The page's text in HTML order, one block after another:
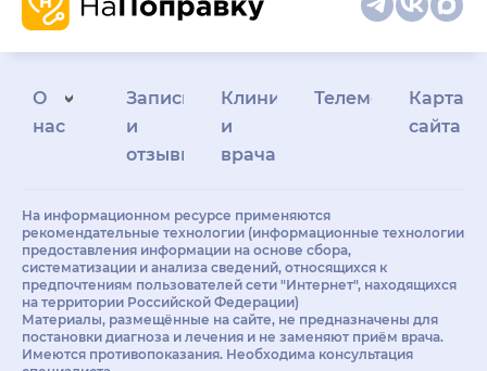
О
нас
Запись
и
отзывы
Клиникам
и
врачам
Телемедицина
Карта
сайта
На информационном ресурсе применяются
рекомендательные технологии (информационные технологии
предоставления информации на основе сбора,
систематизации и анализа сведений, относящихся к
предпочтениям пользователей сети "Интернет", находящихся
на территории Российской Федерации)
Материалы, размещённые на сайте, не предназначены для
постановки диагноза и лечения и не заменяют приём врача.
Имеются противопоказания. Необходима консультация